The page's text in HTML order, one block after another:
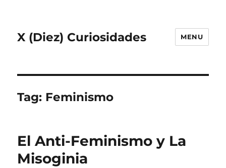
X (Diez) Curiosidades MENU
Tag: Feminismo
El Anti-Feminismo y La
Misoginia